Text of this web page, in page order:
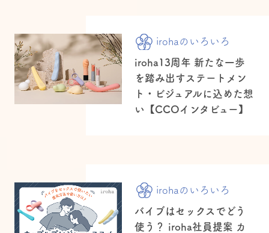
irohaのいろいろ
iroha13周年 新たな一歩
を踏み出すステートメン
ト・ビジュアルに込めた想
い【CCOインタビュー】
irohaのいろいろ
バイブはセックスでどう
使う？ iroha社員提案 カ